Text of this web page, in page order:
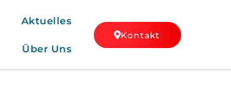
Aktuelles
Über Uns
Kontakt